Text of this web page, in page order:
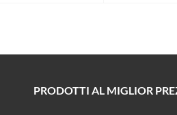
PRODOTTI AL MIGLIOR